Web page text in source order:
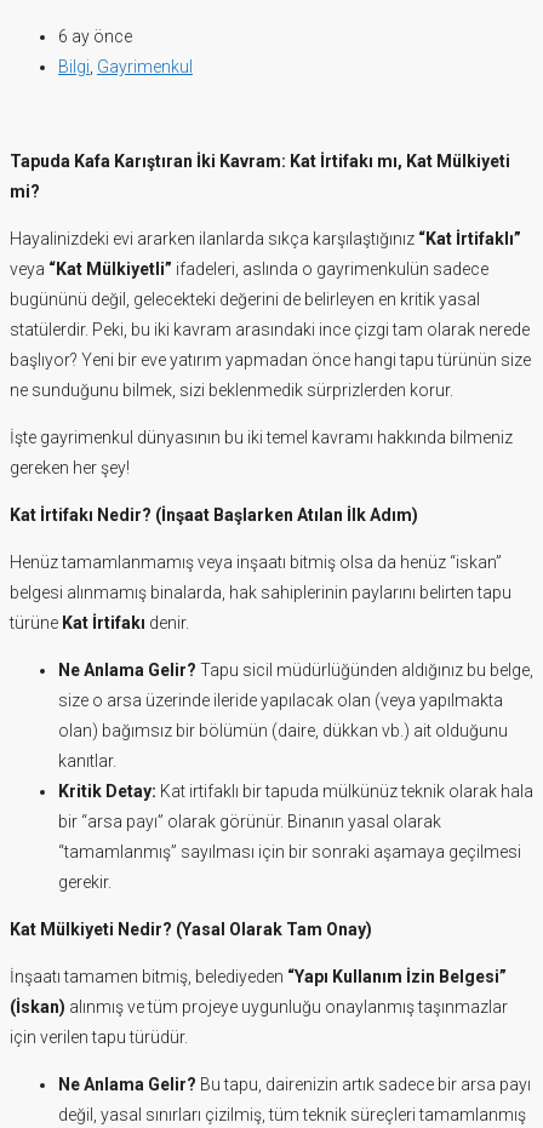
6 ay önce
Bilgi Gayrimenkul
Tapuda Kafa Karıştıran İki Kavram: Kat İrtifakı mı, Kat Mülkiyeti
mi?
Hayalinizdeki evi ararken ilanlarda sıkça karşılaştığınız “Kat İrtifaklı”
veya “Kat Mülkiyetli” ifadeleri, aslında o gayrimenkulün sadece
bugününü değil, gelecekteki değerini de belirleyen en kritik yasal
statülerdir. Peki, bu iki kavram arasındaki ince çizgi tam olarak nerede
başlıyor? Yeni bir eve yatırım yapmadan önce hangi tapu türünün size
ne sunduğunu bilmek, sizi beklenmedik sürprizlerden korur.
İşte gayrimenkul dünyasının bu iki temel kavramı hakkında bilmeniz
gereken her şey!
Kat İrtifakı Nedir? (İnşaat Başlarken Atılan İlk Adım)
Henüz tamamlanmamış veya inşaatı bitmiş olsa da henüz “iskan”
belgesi alınmamış binalarda, hak sahiplerinin paylarını belirten tapu
türüne Kat İrtifakı denir.
Ne Anlama Gelir? Tapu sicil müdürlüğünden aldığınız bu belge,
size o arsa üzerinde ileride yapılacak olan (veya yapılmakta
olan) bağımsız bir bölümün (daire, dükkan vb.) ait olduğunu
kanıtlar.
Kritik Detay: Kat irtifaklı bir tapuda mülkünüz teknik olarak hala
bir “arsa payı” olarak görünür. Binanın yasal olarak
“tamamlanmış” sayılması için bir sonraki aşamaya geçilmesi
gerekir.
Kat Mülkiyeti Nedir? (Yasal Olarak Tam Onay)
İnşaatı tamamen bitmiş, belediyeden “Yapı Kullanım İzin Belgesi”
(İskan) alınmış ve tüm projeye uygunluğu onaylanmış taşınmazlar
için verilen tapu türüdür.
Ne Anlama Gelir? Bu tapu, dairenizin artık sadece bir arsa payı
değil, yasal sınırları çizilmiş, tüm teknik süreçleri tamamlanmış